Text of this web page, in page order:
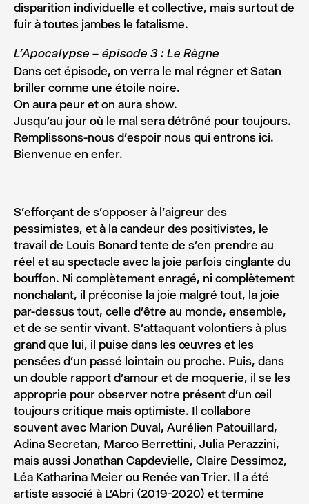
disparition individuelle et collective, mais surtout de
fuir à toutes jambes le fatalisme.
L’Apocalypse – épisode 3 : Le Règne
Dans cet épisode, on verra le mal régner et Satan
briller comme une étoile noire.
On aura peur et on aura show.
Jusqu’au jour où le mal sera détrôné pour toujours.
Remplissons-nous d’espoir nous qui entrons ici.
Bienvenue en enfer.
S’efforçant de s’opposer à l’aigreur des
pessimistes, et à la candeur des positivistes, le
travail de Louis Bonard tente de s’en prendre au
réel et au spectacle avec la joie parfois cinglante du
bouffon. Ni complètement enragé, ni complètement
nonchalant, il préconise la joie malgré tout, la joie
par-dessus tout, celle d’être au monde, ensemble,
et de se sentir vivant. S’attaquant volontiers à plus
grand que lui, il puise dans les œuvres et les
pensées d’un passé lointain ou proche. Puis, dans
un double rapport d’amour et de moquerie, il se les
approprie pour observer notre présent d’un œil
toujours critique mais optimiste. Il collabore
souvent avec Marion Duval, Aurélien Patouillard,
Adina Secretan, Marco Berrettini, Julia Perazzini,
mais aussi Jonathan Capdevielle, Claire Dessimoz,
Léa Katharina Meier ou Renée van Trier. Il a été
artiste associé à L’Abri (2019-2020) et termine